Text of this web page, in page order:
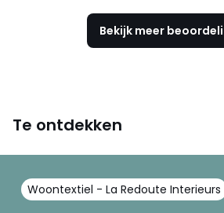
Bekijk meer
Te ontdekken
Woontextiel - La Redoute Interieurs